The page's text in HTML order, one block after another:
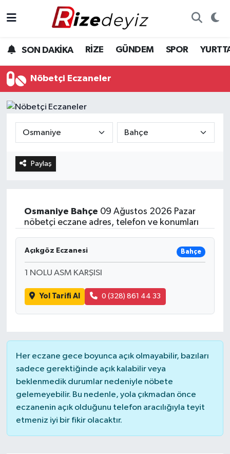
SON DAKİKA RİZE GÜNDEM SPOR
Nöbetçi Eczaneler
Paylaş
Osmaniye Bahçe 09 Ağustos 2026 Pazar
nöbetçi eczane adres, telefon ve konumları
Açıkgöz Eczanesi Bahçe
1 NOLU ASM KARŞISI
Yol Tarifi Al 0 (328) 861 44 33
Her eczane gece boyunca açık olmayabilir, bazıları
sadece gerektiğinde açık kalabilir veya
beklenmedik durumlar nedeniyle nöbete
gelemeyebilir. Bu nedenle, yola çıkmadan önce
eczanenin açık olduğunu telefon aracılığıyla teyit
etmeniz iyi bir fikir olacaktır.
Gündem
Yurttan Haberler
Teknoloji
Sağlık
Rize Hava Durumu
Rize Trafik Yoğunluk Haritası
Tüm Manşetler
Son Dakika Haberleri